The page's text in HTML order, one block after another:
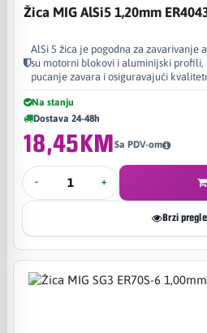
Žica MIG AlSi5 1,20mm
AlSi 5 žica je pogodna za zavarivanje
su motorni blokovi i aluminijski profili,
pucanje zavara i osiguravajući
Na stanju
Dostava 24-48h
18,45KMSa PDV-om
- +
Brzi